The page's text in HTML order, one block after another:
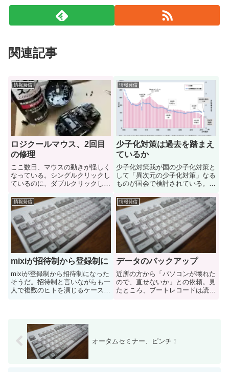
関連記事
情報発信
ロジクールマウス、2回目
の修理
ここ数日、マウスの動きが怪しく
なっている。シングルクリックし
ているのに、ダブルクリックした
ャタリング」という現象だろう。
amazonの購入履歴を調べたとこ
ろ２年前に接点復活スプレーを購
入しているので、2年ぶりの...
情報発信
少子化対策は過去を踏まえ
ているか
少子化対策我が国の少子化対策と
して「異次元の少子化対策」なる
ものが国会で検討されている。施
や学童保育等の支援、働き方改革
の推進」ということらしい。ま
た、この発表に先立って東京都は
「18歳以下の子ども1人当たり
に...
情報発信
mixiが招待制から登録制に
mixiが登録制から招待制になった
そうだ。招待制と言いながらも一
人で複数のヒトを演じるケースも
う。yahooの意識調査「SNSは招
待制と登録制のどちらが...
情報発信
データのバックアップ
近所の方から「パソコンが壊れた
ので、直せないか」との依頼。見
たところ、ブートレコードは読め
ら...
オータムセミナー、ピンチ！